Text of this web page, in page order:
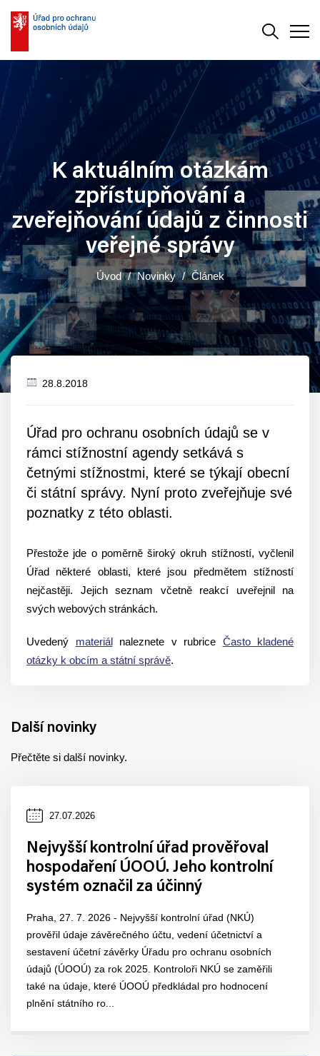
K aktuálním otázkám
zpřístupňování a
zveřejňování údajů z činnosti
veřejné správy
Úvod Novinky Článek
28.8.2018
Úřad pro ochranu osobních údajů se v
rámci stížnostní agendy setkává s
četnými stížnostmi, které se týkají obecní
či státní správy. Nyní proto zveřejňuje své
poznatky z této oblasti.
Přestože jde o poměrně široký okruh stížností, vyčlenil
Úřad některé oblasti, které jsou předmětem stížností
nejčastěji. Jejich seznam včetně reakcí uveřejnil na
svých webových stránkách.
Uvedený materiálnaleznete v rubrice Často kladené
otázky k obcím a státní správě.
Další novinky
Přečtěte si další novinky.
Datum
27.07.2026
Nejvyšší kontrolní úřad prověřoval
hospodaření ÚOOÚ. Jeho kontrolní
systém označil za účinný
Praha, 27. 7. 2026 - Nejvyšší kontrolní úřad (NKÚ)
prověřil údaje závěrečného účtu, vedení účetnictví a
sestavení účetní závěrky Úřadu pro ochranu osobních
údajů (ÚOOÚ) za rok 2025. Kontroloři NKÚ se zaměřili
také na údaje, které ÚOOÚ předkládal pro hodnocení
plnění státního ro...